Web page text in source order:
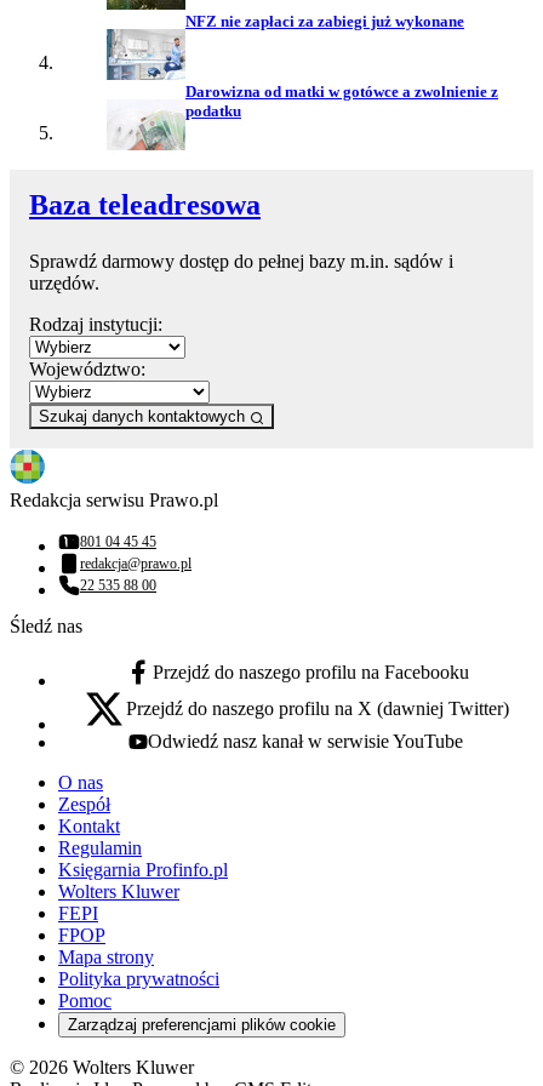
NFZ nie zapłaci za zabiegi już wykonane
Darowizna od matki w gotówce a zwolnienie z
podatku
Baza teleadresowa
Sprawdź darmowy dostęp do pełnej bazy m.in. sądów i
urzędów.
Rodzaj instytucji:
Województwo:
Szukaj danych kontaktowych
Redakcja serwisu Prawo.pl
Numer telefonu:
801 04 45 45
Adres email:
redakcja@prawo.pl
Numer telefonu:
22 535 88 00
Śledź nas
facebook - otwiera się w nowej karcie
Przejdź do naszego profilu na Facebooku
x - otwiera się w nowej karcie
Przejdź do naszego profilu na X (dawniej Twitter)
youtube - otwiera się w nowej karcie
Odwiedź nasz kanał w serwisie YouTube
O nas
Zespół
Kontakt
Regulamin
Księgarnia Profinfo.pl
Wolters Kluwer
FEPI
FPOP
Mapa strony
Polityka prywatności
Pomoc
Zarządzaj preferencjami plików cookie
© 2026 Wolters Kluwer